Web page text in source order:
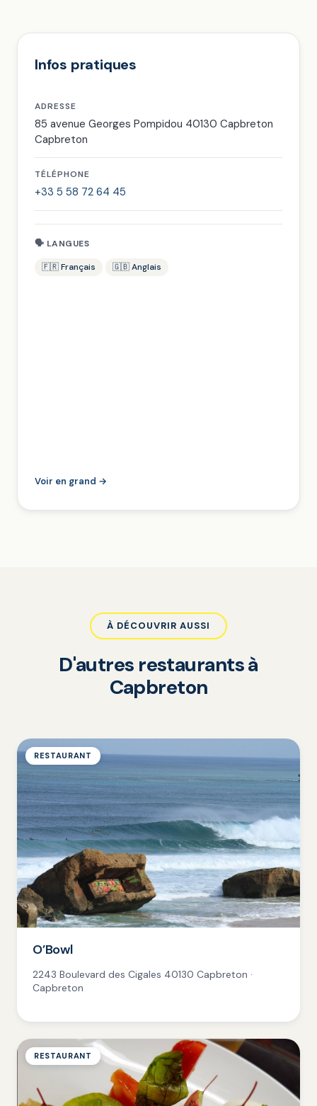
Infos pratiques
ADRESSE
85 avenue Georges Pompidou 40130 Capbreton
Capbreton
TÉLÉPHONE
+33 5 58 72 64 45
🗣 LANGUES
🇫🇷 Français 🇬🇧 Anglais
Voir en grand →
À DÉCOUVRIR AUSSI
D'autres restaurants à
Capbreton
RESTAURANT
O’Bowl
2243 Boulevard des Cigales 40130 Capbreton ·
Capbreton
RESTAURANT